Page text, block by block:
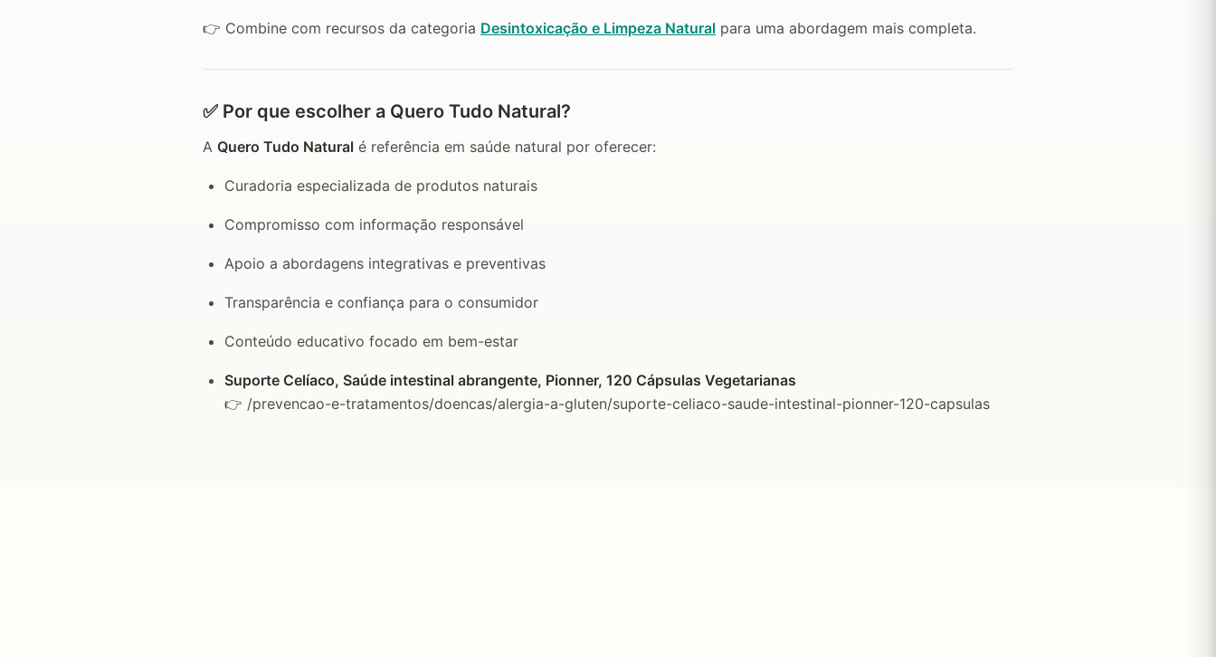
👉 Combine com recursos da categoria Desintoxicação e Limpeza Natural para uma abordagem mais completa.
✅ Por que escolher a Quero Tudo Natural?
A Quero Tudo Natural é referência em saúde natural por oferecer:
Curadoria especializada de produtos naturais
Compromisso com informação responsável
Apoio a abordagens integrativas e preventivas
Transparência e confiança para o consumidor
Conteúdo educativo focado em bem-estar
Suporte Celíaco, Saúde intestinal abrangente, Pionner, 120 Cápsulas Vegetarianas
👉 /prevencao-e-tratamentos/doencas/alergia-a-gluten/suporte-celiaco-saude-intestinal-pionner-120-capsulas